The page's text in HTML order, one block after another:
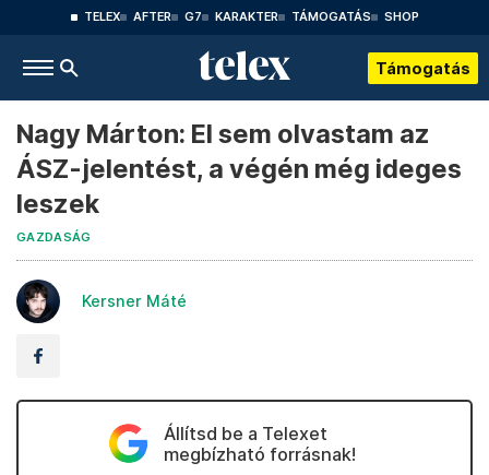
TELEX AFTER G7 KARAKTER TÁMOGATÁS SHOP
Támogatás
Nagy Márton: El sem olvastam az
ÁSZ-jelentést, a végén még ideges
leszek
GAZDASÁG
Kersner Máté
Állítsd be a Telexet
megbízható forrásnak!